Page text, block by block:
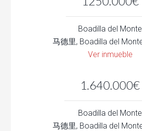
Boadilla del Monte
马德里, Boadilla del
Ver inmueble
1.640.000€
Boadilla del Monte
马德里, Boadilla del